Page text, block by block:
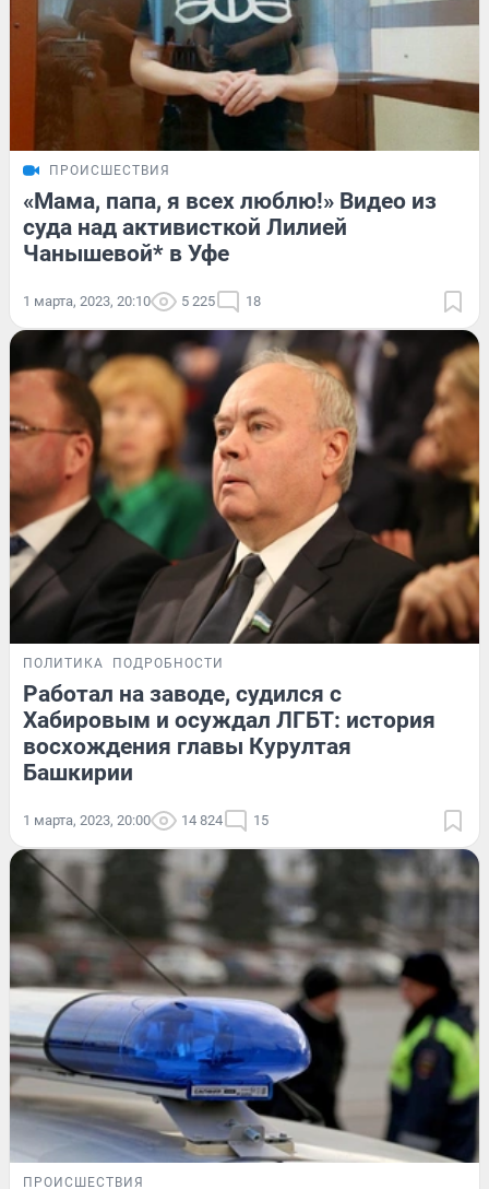
ПРОИСШЕСТВИЯ
«Мама, папа, я всех люблю!» Видео из
суда над активисткой Лилией
Чанышевой* в Уфе
1 марта, 2023, 20:10 5 225 18
ПОЛИТИКА ПОДРОБНОСТИ
Работал на заводе, судился с
Хабировым и осуждал ЛГБТ: история
восхождения главы Курултая
Башкирии
1 марта, 2023, 20:00 14 824 15
ПРОИСШЕСТВИЯ